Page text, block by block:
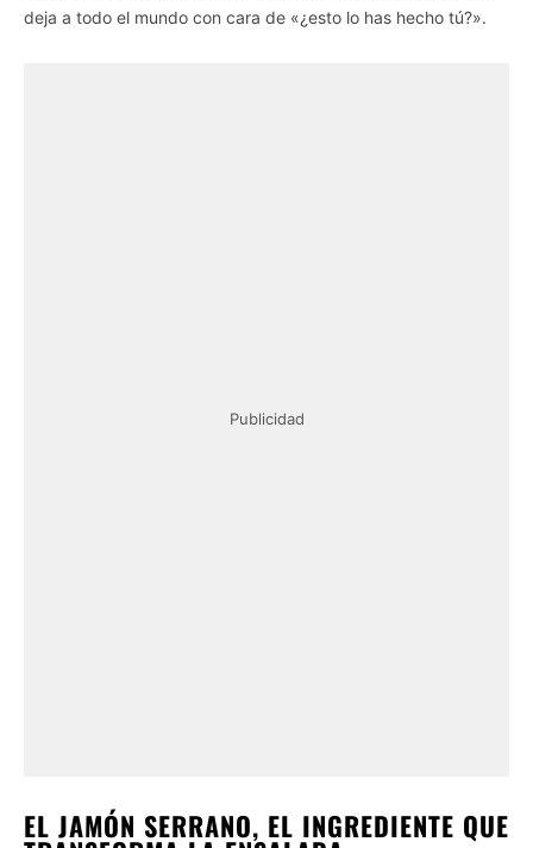
deja a todo el mundo con cara de «¿esto lo has hecho tú?».
Publicidad
EL JAMÓN SERRANO, EL INGREDIENTE QUE